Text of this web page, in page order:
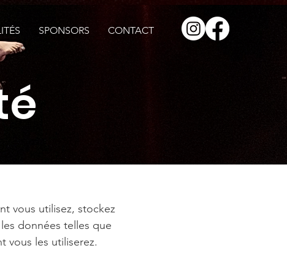
SPONSORS CONTACT
vous utilisez, stockez
données telles que
vous les utiliserez.